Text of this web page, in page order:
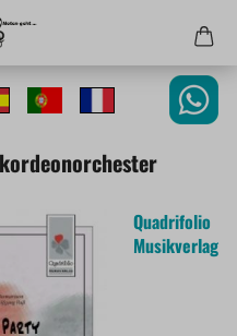
Quadrifolio
Musikverlag